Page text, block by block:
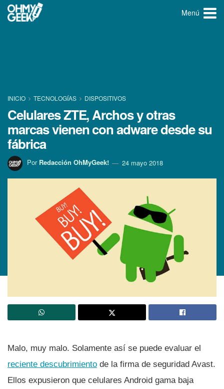
Menú
INICIO TECNOLOGÍ­AS DISPOSITIVOS
Celulares ZTE, Archos y otras
marcas vienen con adware desde su
fábrica
Por Redacción OhMyGeek! 24 mayo 2018
Malo, muy malo. Solamente así­ se puede evaluar el
reciente descubrimiento de la firma de seguridad Avast.
Ellos expusieron que celulares Android gama baja